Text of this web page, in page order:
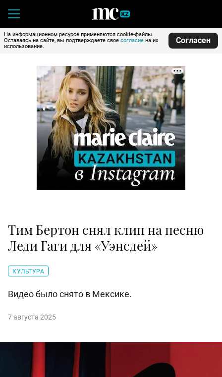
На информационном ресурсе применяются cookie-файлы.
Оставаясь на сайте, вы подтверждаете свое согласие на их
использование.
Согласен
Тим Бертон снял клип на песню
Леди Гаги для «Уэнсдей»
КУЛЬТУРА
Видео было снято в Мексике.
7 августа 2025